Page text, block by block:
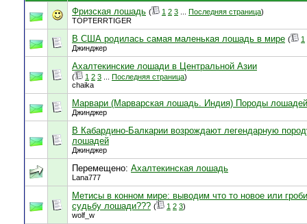
Фризская лошадь ( 1 2 3 Последняя страница)
TOPTERRTIGER
В США родилась самая маленькая лошадь в мире (
1
Джинджер
Ахалтекинские лошади в Центральной Азии
( 1 2 3 Последняя страница)
chaika
Марвари (Марварская лошадь. Индия) Породы лошадей
Джинджер
В Кабардино-Балкарии возрождают легендарную
лошадей
Джинджер
Перемещено: Ахалтекинская лошадь
Lana777
Метисы в конном мире: выводим что то новое или
судьбу лошади??? ( 1 2 3)
wolf_w